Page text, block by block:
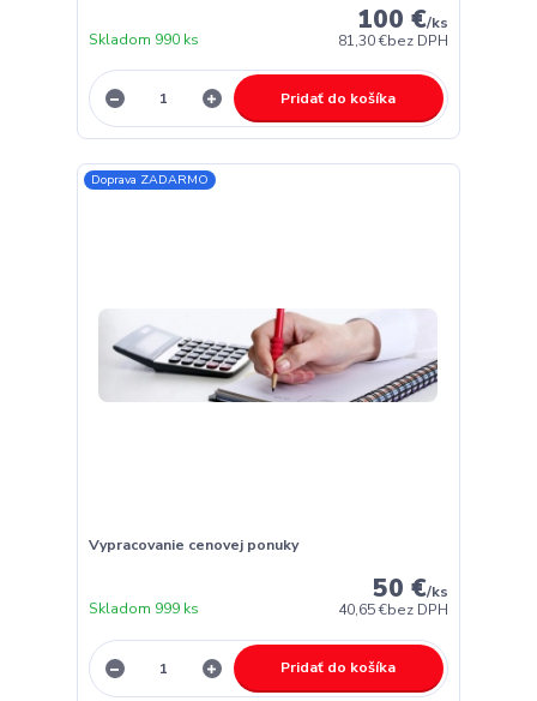
100 €/ks
81,30 €bez DPH
Skladom 990 ks
Pridať do košíka
Doprava ZADARMO
Vypracovanie cenovej ponuky
50 €/ks
40,65 €bez DPH
Skladom 999 ks
Pridať do košíka